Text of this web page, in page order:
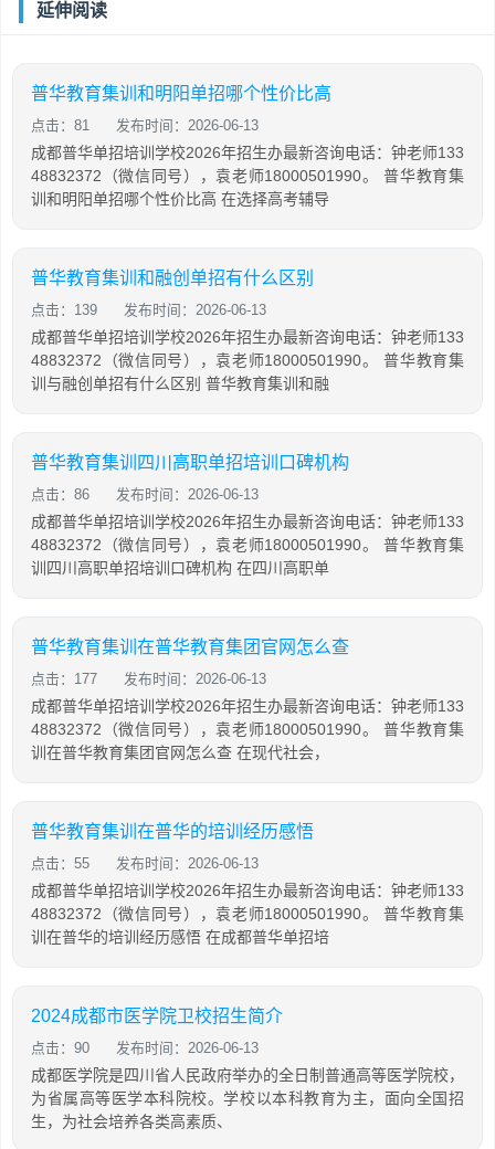
延伸阅读
普华教育集训和明阳单招哪个性价比高
点击：81 发布时间：2026-06-13
成都普华单招培训学校2026年招生办最新咨询电话：钟老师133
48832372（微信同号），袁老师18000501990。 普华教育集
训和明阳单招哪个性价比高 在选择高考辅导
普华教育集训和融创单招有什么区别
点击：139 发布时间：2026-06-13
成都普华单招培训学校2026年招生办最新咨询电话：钟老师133
48832372（微信同号），袁老师18000501990。 普华教育集
训与融创单招有什么区别 普华教育集训和融
普华教育集训四川高职单招培训口碑机构
点击：86 发布时间：2026-06-13
成都普华单招培训学校2026年招生办最新咨询电话：钟老师133
48832372（微信同号），袁老师18000501990。 普华教育集
训四川高职单招培训口碑机构 在四川高职单
普华教育集训在普华教育集团官网怎么查
点击：177 发布时间：2026-06-13
成都普华单招培训学校2026年招生办最新咨询电话：钟老师133
48832372（微信同号），袁老师18000501990。 普华教育集
训在普华教育集团官网怎么查 在现代社会，
普华教育集训在普华的培训经历感悟
点击：55 发布时间：2026-06-13
成都普华单招培训学校2026年招生办最新咨询电话：钟老师133
48832372（微信同号），袁老师18000501990。 普华教育集
训在普华的培训经历感悟 在成都普华单招培
2024成都市医学院卫校招生简介
点击：90 发布时间：2026-06-13
成都医学院是四川省人民政府举办的全日制普通高等医学院校，
为省属高等医学本科院校。学校以本科教育为主，面向全国招
生，为社会培养各类高素质、